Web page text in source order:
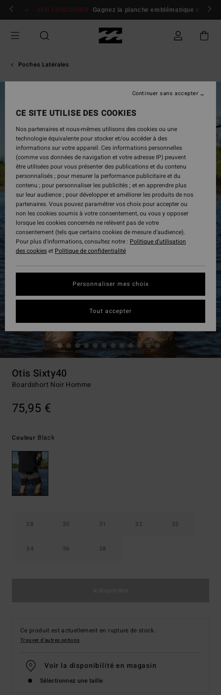
Passer
Se connecter / s'inscrire
JEU CONCOURS Gagnez la planche emblématique d'Andy
Poches Latérales
Otis Sixty40
Boardshort Noir Homme
75,95 €
Couleur Black
28 30 31 32 33
34 36 38
Ce produit est actuellement en rupture de stock.
Trouver d'autres options
Voir la disponibilité en magasin
Sélectionnez une taille
CE SITE UTILISE DES COOKIES
Nos partenaires et nous-mêmes utilisons des cookies ou une
technologie équivalente pour stocker et/ou accéder à des
informations sur votre appareil. Ces informations personnelles
(comme vos données de navigation et votre adresse IP) peuvent
être utilisées pour vous présenter des publications et du contenu
personnalisés ; pour mesurer la performance publicitaire et du
contenu ; pour personnaliser les publicités ; et en apprendre plus
sur leur audience ; pour développer et améliorer les produits de nos
partenaires. Vous pouvez paramétrer vos choix pour accepter ou
non les cookies soumis à votre consentement, ou vous y opposer
lorsque les cookies concernés ne relèvent pas de votre
consentement (tels que certains cookies de mesure d’audience).
Pour plus d'informations, consultez notre : Politique d'utilisation
des cookieset Politique de confidentialité
Personnaliser mes choix
Continuer sans accepter
Tout accepter